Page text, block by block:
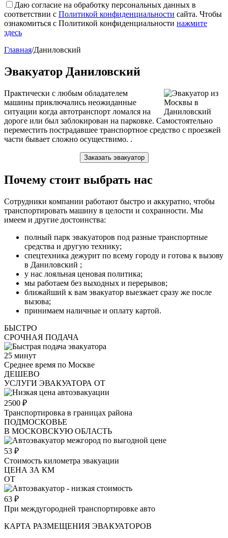
Даю согласие на обработку персональных данных в
соответствии с Политикой конфиденциальности сайта. Чтобы
ознакомиться с Политикой конфиденциальности нажмите
здесь
Главная/Даниловский
Эвакуатор Даниловский
Практически с любым обладателем
машины приключались неожиданные
ситуации когда автотранспорт ломался на
дороге или был заблокирован на парковке. Самостоятельно
переместить пострадавшее транспортное средство с проезжей
части бывает сложно осуществимо. .
Заказать эвакуатор
Почему стоит выбрать нас
Сотрудники компании работают быстро и аккуратно, чтобы
транспортировать машину в целости и сохранности. Мы
имеем и другие достоинства:
полный парк эвакуаторов под разные транспортные
средства и другую технику;
спецтехника дежурит по всему городу и готова к вызову
в Даниловский ;
у нас лояльная ценовая политика;
мы работаем без выходных и перерывов;
ближайший к вам эвакуатор выезжает сразу же после
вызова;
принимаем наличные и оплату картой.
БЫСТРО
СРОЧНАЯ ПОДАЧА
25 минут
Среднее время по Москве
ДЕШЕВО
УСЛУГИ ЭВАКУАТОРА ОТ
2500 ₽
Транспортировка в границах района
ПОДМОСКОВЬЕ
В МОСКОВСКУЮ ОБЛАСТЬ
53 ₽
Стоимость километра эвакуации
ЦЕНА ЗА КМ
ОТ
63 ₽
При междугородней транспортировке авто
КАРТА РАЗМЕЩЕНИЯ ЭВАКУАТОРОВ